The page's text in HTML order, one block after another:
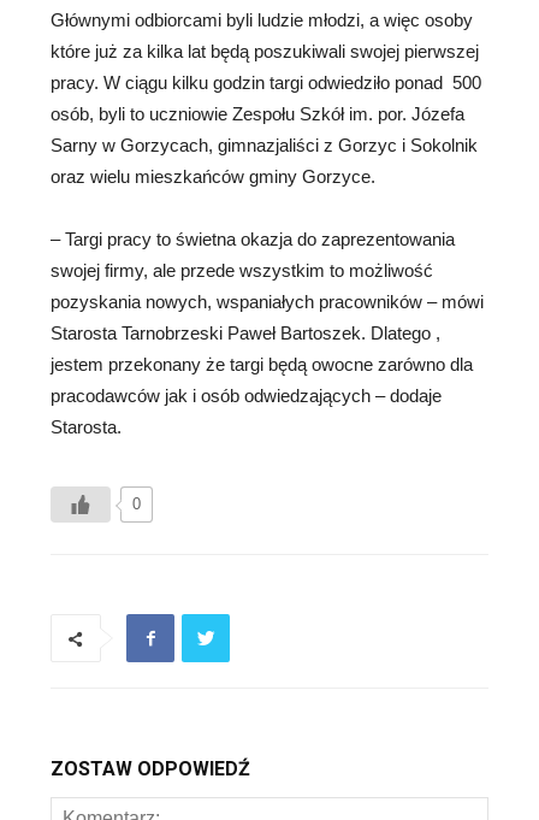
Głównymi odbiorcami byli ludzie młodzi, a więc osoby
które już za kilka lat będą poszukiwali swojej pierwszej
pracy. W ciągu kilku godzin targi odwiedziło ponad 500
osób, byli to uczniowie Zespołu Szkół im. por. Józefa
Sarny w Gorzycach, gimnazjaliści z Gorzyc i Sokolnik
oraz wielu mieszkańców gminy Gorzyce.
– Targi pracy to świetna okazja do zaprezentowania
swojej firmy, ale przede wszystkim to możliwość
pozyskania nowych, wspaniałych pracowników – mówi
Starosta Tarnobrzeski Paweł Bartoszek. Dlatego ,
jestem przekonany że targi będą owocne zarówno dla
pracodawców jak i osób odwiedzających – dodaje
Starosta.
0
ZOSTAW ODPOWIEDŹ